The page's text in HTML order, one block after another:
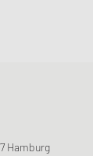
Hamburg